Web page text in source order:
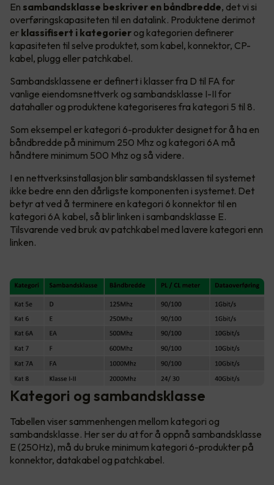
En sambandsklasse beskriver en båndbredde, det vi si
overføringskapasiteten til en datalink. Produktene derimot
er klassifisert i kategorier og kategorien definerer
kapasiteten til selve produktet, som kabel, konnektor, CP-
kabel, plugg eller patchkabel.
Sambandsklassene er definert i klasser fra D til FA for
vanlige eiendomsnettverk og sambandsklasse I-II for
datahaller og produktene kategoriseres fra kategori 5 til 8.
Som eksempel er kategori 6-produkter designet for å ha en
båndbredde på minimum 250 Mhz og kategori 6A må
håndtere minimum 500 Mhz og så videre.
I en nettverksinstallasjon blir sambandsklassen til systemet
ikke bedre enn den dårligste komponenten i systemet. Det
betyr at ved å terminere en kategori 6 konnektor til en
kategori 6A kabel, så blir linken i sambandsklasse E.
Tilsvarende ved bruk av patchkabel med lavere kategori enn
linken.
Kategori og sambandsklasse
Tabellen viser sammenhengen mellom kategori og
sambandsklasse. Her ser du at for å oppnå sambandsklasse
E (250Hz), må du bruke minimum kategori 6-produkter på
konnektor, datakabel og patchkabel.